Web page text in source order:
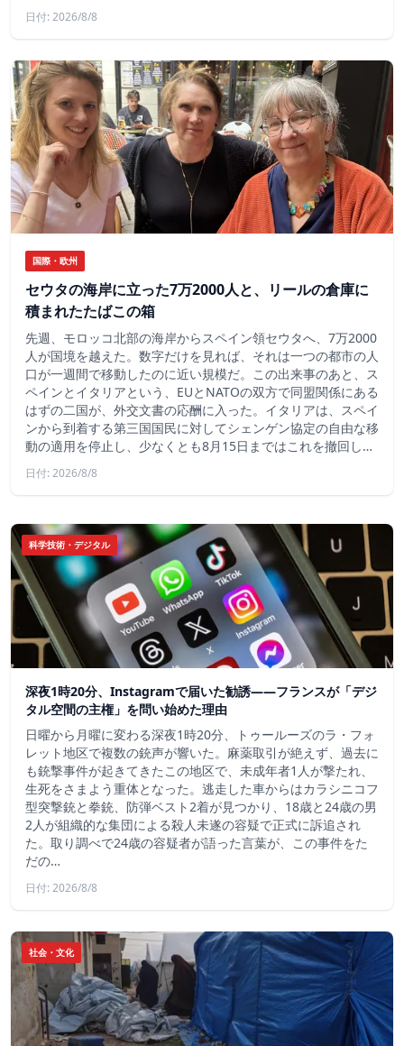
日付: 2026/8/8
国際・欧州
セウタの海岸に立った7万2000人と、リールの倉庫に
積まれたたばこの箱
先週、モロッコ北部の海岸からスペイン領セウタへ、7万2000
人が国境を越えた。数字だけを見れば、それは一つの都市の人
口が一週間で移動したのに近い規模だ。この出来事のあと、ス
ペインとイタリアという、EUとNATOの双方で同盟関係にある
はずの二国が、外交文書の応酬に入った。イタリアは、スペイ
ンから到着する第三国国民に対してシェンゲン協定の自由な移
動の適用を停止し、少なくとも8月15日まではこれを撤回し…
日付: 2026/8/8
科学技術・デジタル
深夜1時20分、Instagramで届いた勧誘――フランスが「デジ
タル空間の主権」を問い始めた理由
日曜から月曜に変わる深夜1時20分、トゥールーズのラ・フォ
レット地区で複数の銃声が響いた。麻薬取引が絶えず、過去に
も銃撃事件が起きてきたこの地区で、未成年者1人が撃たれ、
生死をさまよう重体となった。逃走した車からはカラシニコフ
型突撃銃と拳銃、防弾ベスト2着が見つかり、18歳と24歳の男
2人が組織的な集団による殺人未遂の容疑で正式に訴追され
た。取り調べで24歳の容疑者が語った言葉が、この事件をた
だの…
日付: 2026/8/8
社会・文化